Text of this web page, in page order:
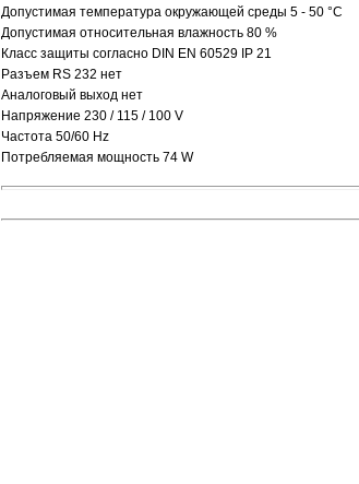
Допустимая температура окружающей среды 5 - 50 °C
Допустимая относительная влажность 80 %
Класс защиты согласно DIN EN 60529 IP 21
Разъем RS 232 нет
Аналоговый выход нет
Напряжение 230 / 115 / 100 V
Частота 50/60 Hz
Потребляемая мощность 74 W